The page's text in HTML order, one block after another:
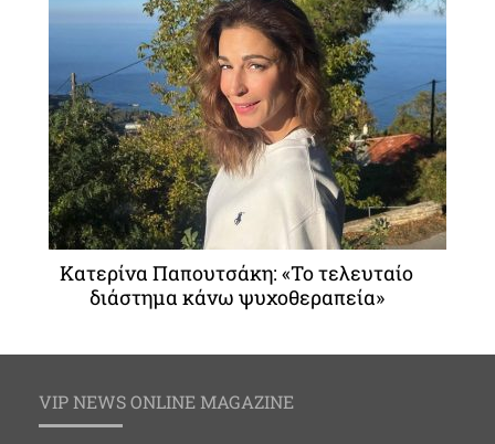
Κατερίνα Παπουτσάκη: «Το τελευταίο
διάστημα κάνω ψυχοθεραπεία»
VIP NEWS ONLINE MAGAZINE